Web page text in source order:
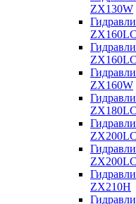
ZX130W
ZX160LC
ZX160W
ZX200LC
ZX210H